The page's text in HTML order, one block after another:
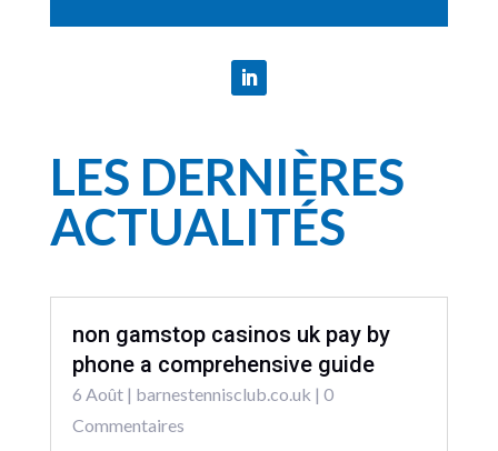
LES DERNIÈRES
ACTUALITÉS
non gamstop casinos uk pay by
phone a comprehensive guide
6 Août| barnestennisclub.co.uk | 0
Commentaires